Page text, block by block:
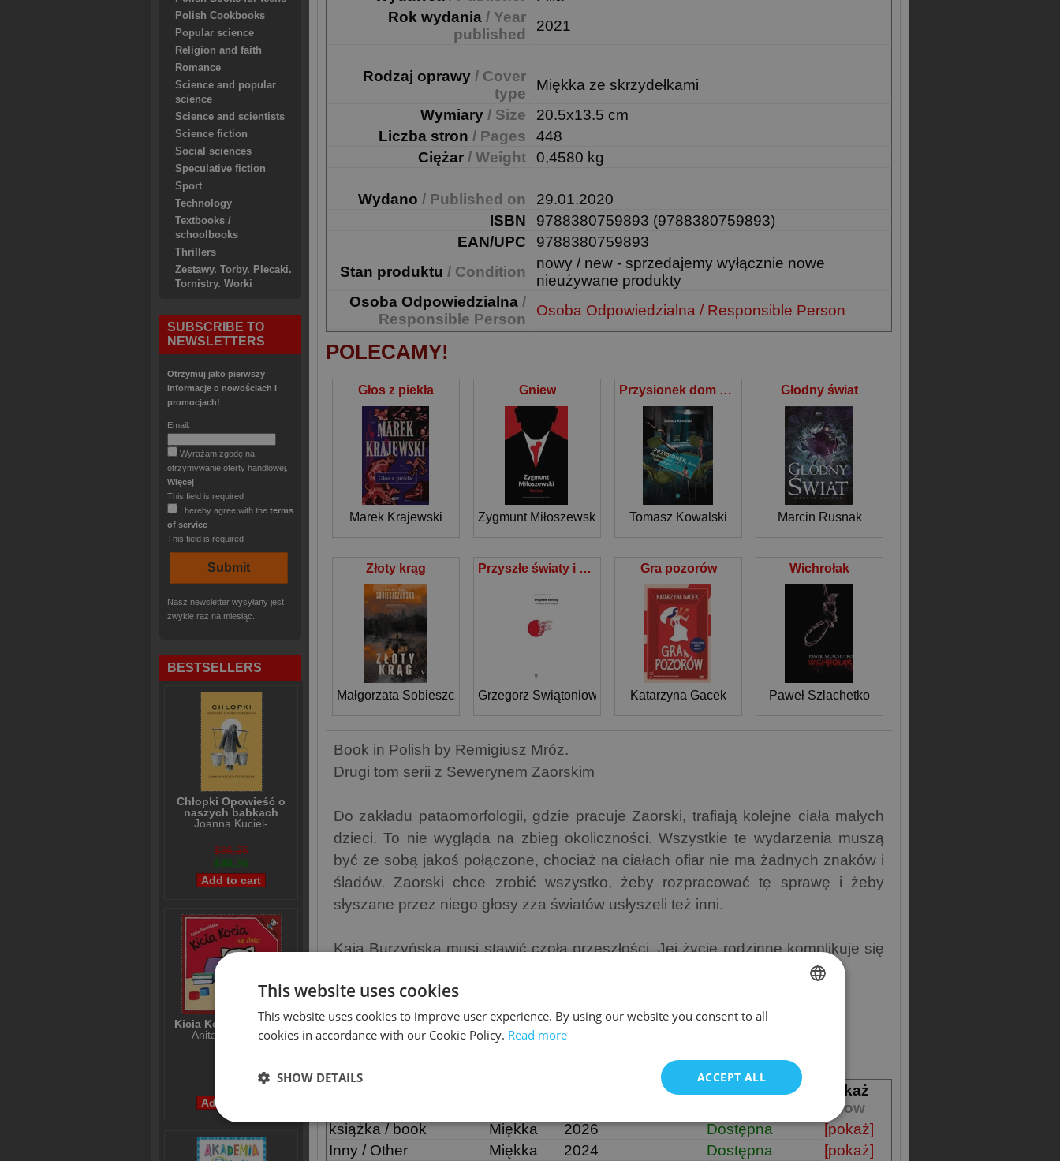
Polish Cookbooks
Popular science
Religion and faith
Romance
Science and popular
science
Science and scientists
Science fiction
Social sciences
Speculative fiction
Sport
Technology
Textbooks /
schoolbooks
Thrillers
Zestawy. Torby. Plecaki.
Tornistry. Worki
SUBSCRIBE TO
NEWSLETTERS
Otrzymuj jako pierwszy
informacje o nowościach i
promocjach!
Email:
Wyrażam zgodę na
otrzymywanie oferty handlowej.
Więcej
This field is required
I hereby agree with the terms
of service
This field is required
Nasz newsletter wysyłany jest
zwykle raz na miesiąc.
BESTSELLERS
Chłopki Opowieść o
naszych babkach
Joanna Kuciel-
$36,25
$30,36
Kicia Kocia się złości
Anita Głowińska
Rok wydania / Year
published
2021
Rodzaj oprawy / Cover
type
Miękka ze skrzydełkami
Wymiary / Size
20.5x13.5 cm
Liczba stron / Pages
448
Ciężar / Weight 0,4580 kg
Wydano / Published on
29.01.2020
ISBN
9788380759893 (9788380759893)
EAN/UPC
9788380759893
Stan produktu / Condition
nowy / new - sprzedajemy wyłącznie nowe
nieużywane produkty
Osoba Odpowiedzialna /
Responsible Person
Osoba Odpowiedzialna / Responsible Person
POLECAMY!
Głos z piekła
Marek Krajewski
Gniew
Zygmunt Miłoszewski
Przysionek dom dla pozornie umarłych
Tomasz Kowalski
Głodny świat
Marcin Rusnak
Złoty krąg
Małgorzata Sobieszczańska
Przyszłe światy i kwestie pomniejsze
Grzegorz Świątoniowski
Gra pozorów
Katarzyna Gacek
Wichrołak
Paweł Szlachetko
Book in Polish by Remigiusz Mróz.
Drugi tom serii z Sewerynem Zaorskim
Do zakładu pataomorfologii, gdzie pracuje Zaorski, trafiają kolejne ciała małych
dzieci. To nie wygląda na zbieg okoliczności. Wszystkie te wydarzenia muszą
być ze sobą jakoś połączone, chociaż na ciałach ofiar nie ma żadnych znaków i
śladów. Zaorski chce zrobić wszystko, żeby rozpracować tę sprawę i żeby
słyszane przez niego głosy zza światów usłyszeli też inni.
Kaja Burzyńska musi stawić czoła przeszłości. Jej życie rodzinne komplikuje się
Pierwszy tom serii toListy zza grobu
Dostępność
Pokaż
Show
książka / book
Miękka 2026 Dostępna
[pokaż]
Inny / Other
Miękka 2024 Dostępna
[pokaż]
This website uses cookies
This website uses cookies to improve user experience. By using our website you consent to all
cookies in accordance with our Cookie Policy. Read more
ACCEPT ALL
SHOW DETAILS